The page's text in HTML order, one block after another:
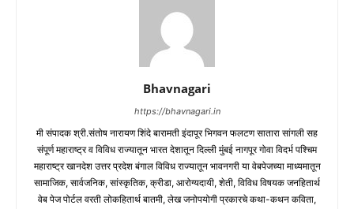
Bhavnagari
https://bhavnagari.in
मी संपादक श्री.संतोष नारायण शिंदे बारामती इंदापूर भिगवन फलटण सातारा सांगली सह
संपूर्ण महाराष्ट्र व विविध राज्यातून भारत देशातून दिल्ली मुंबई नागपूर गोवा विदर्भ पश्चिम
महाराष्ट्र खानदेश उत्तर प्रदेश बंगाल विविध राज्यातून भावनगरी या वेबपेजच्या माध्यमातून
सामाजिक, सार्वजनिक, सांस्कृतिक, क्रीडा, आरोग्यदायी, शेती, विविध विषयक जनहितार्थ
वेब पेज पोर्टल वरती लोकहितार्थ बातमी, लेख जनोपयोगी प्रकारचे कथा-कथन कविता,